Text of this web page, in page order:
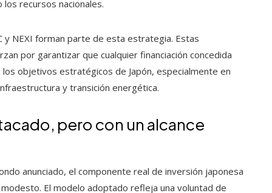
recursos nacionales.
y NEXI forman parte de esta estrategia. Estas
por garantizar que cualquier financiación concedida
los objetivos estratégicos de Japón, especialmente en
y transición energética.
pero con un alcance
anunciado, el componente real de inversión japonesa
El modelo adoptado refleja una voluntad de